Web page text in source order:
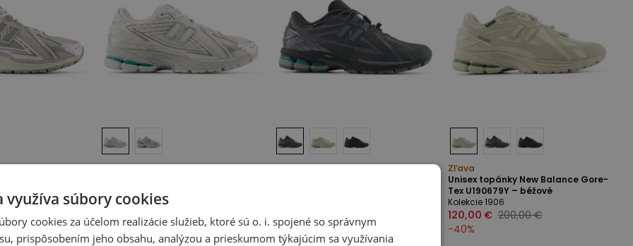
Zľava
U19061HV – sivé
Kolekcie 1906
115,00 €
160,00 €
-28%
Zľava
120,00 €
200,00 €
-40%
Zľava
Unisex topánky New Balance Gore-
Tex U190679Y – béžové
Kolekcie 1906
120,00 € 200,00 €
-40%
využíva súbory cookies
cookies za účelom realizácie služieb, ktoré sú o. i. spojené so správnym
prispôsobením jeho obsahu, analýzou a prieskumom týkajúcim sa využívania